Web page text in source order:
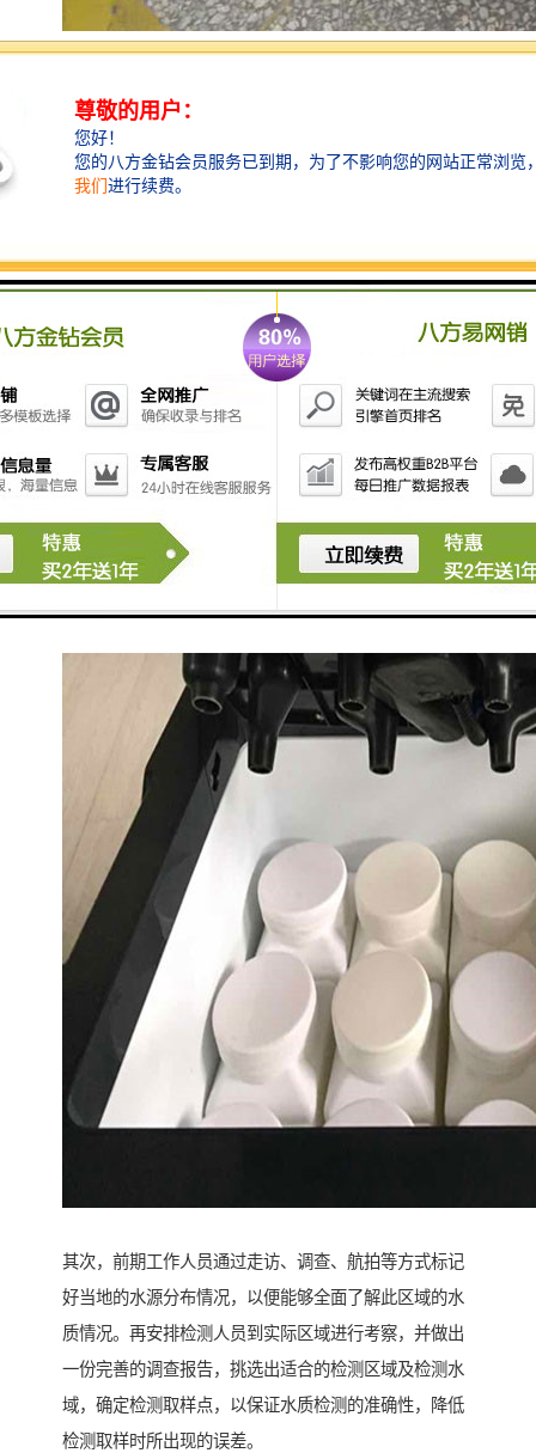
用户们在使用过程中对便携式水质采样器的注意事项和
命，希望在进行采样工作时，能够更加灵活的运用采样
设备。
其次，前期工作人员通过走访、调查、航拍等方式标记
好当地的水源分布情况，以便能够全面了解此区域的水
质情况。再安排检测人员到实际区域进行考察，并做出
一份完善的调查报告，挑选出适合的检测区域及检测水
域，确定检测取样点，以保证水质检测的准确性，降低
检测取样时所出现的误差。